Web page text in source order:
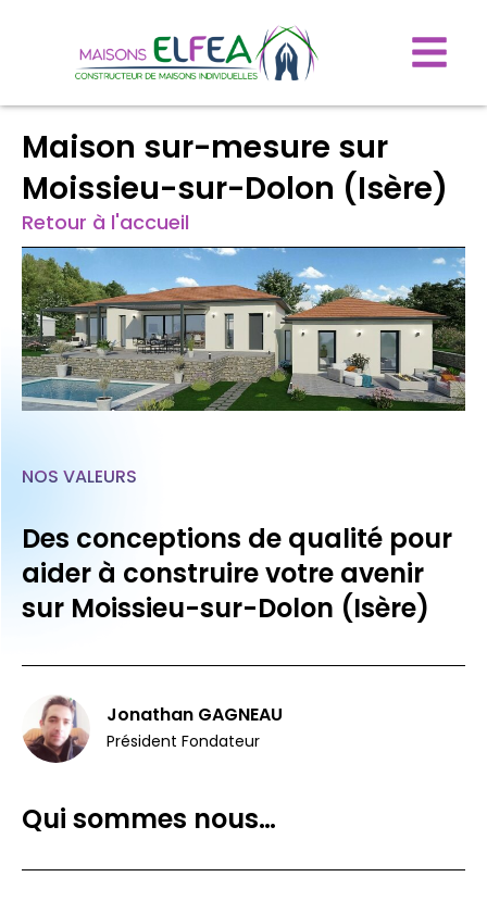
Maison sur-mesure sur
Moissieu-sur-Dolon (Isère)
Retour à l'accueil
Qui sommes nous…
NOS VALEURS
Des conceptions de qualité pour
aider à construire votre avenir
sur Moissieu-sur-Dolon (Isère)
Jonathan GAGNEAU
Président Fondateur